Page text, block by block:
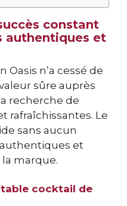
constant
authentiques et
Oasis n’a cessé de
sûre auprès
recherche de
rafraîchissantes. Le
sans aucun
et
marque.
cocktail de